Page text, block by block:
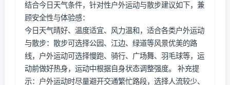
结合今日天气条件，针对性户外运动与散步建议如下，兼
顾安全性与体验感：
今日天气晴好、温度适宜、风力温和，适合各类户外运动
与散步：散步可选择公园、江边、绿道等风景优美的路
线，户外运动可选择慢跑、骑行、广场舞、羽毛球等，运
动前做好热身，运动中根据自身状态调整强度。 补充提
示：户外运动时尽量避开交通繁忙路段，选择人流较少、